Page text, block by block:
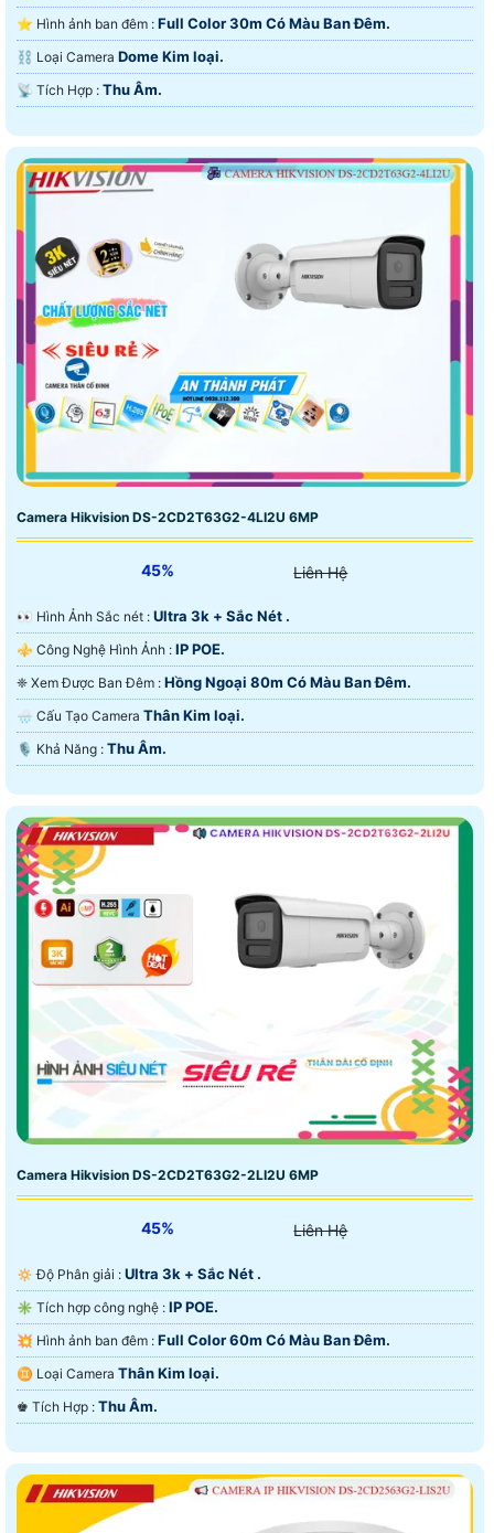
⭐ Hình ảnh ban đêm : Full Color 30m Có Màu Ban Ðêm.
⛓ Loại Camera Dome Kim loại.
️📡 Tích Hợp : Thu Âm.
Camera Hikvision DS-2CD2T63G2-4LI2U 6MP
45% Liên Hệ
️👀 Hình Ảnh Sắc nét : Ultra 3k + Sắc Nét .
⚜️ Công Nghệ Hình Ảnh : IP POE.
❈ Xem Được Ban Đêm : Hồng Ngoại 80m Có Màu Ban Ðêm.
🌧️ Cấu Tạo Camera Thân Kim loại.
️🎙 Khả Năng : Thu Âm.
Camera Hikvision DS-2CD2T63G2-2LI2U 6MP
45% Liên Hệ
🔅 Độ Phân giải : Ultra 3k + Sắc Nét .
✳️ Tích hợp công nghệ : IP POE.
💥 Hình ảnh ban đêm : Full Color 60m Có Màu Ban Ðêm.
♊ Loại Camera Thân Kim loại.
️♚ Tích Hợp : Thu Âm.